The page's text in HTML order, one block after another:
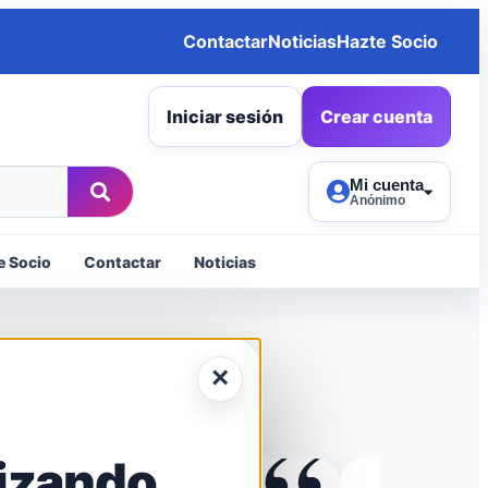
ContactarNoticiasHazte Socio
Iniciar sesión Crear cuenta
Mi cuenta
Anónimo
Socio Contactar Noticias
×